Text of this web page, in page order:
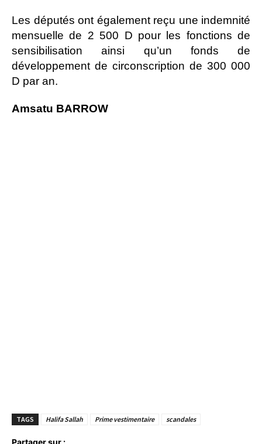
Les députés ont également reçu une indemnité
mensuelle de 2 500 D pour les fonctions de
sensibilisation ainsi qu’un fonds de
développement de circonscription de 300 000
D par an.
Amsatu BARROW
TAGS Halifa Sallah Prime vestimentaire scandales
Partager sur :